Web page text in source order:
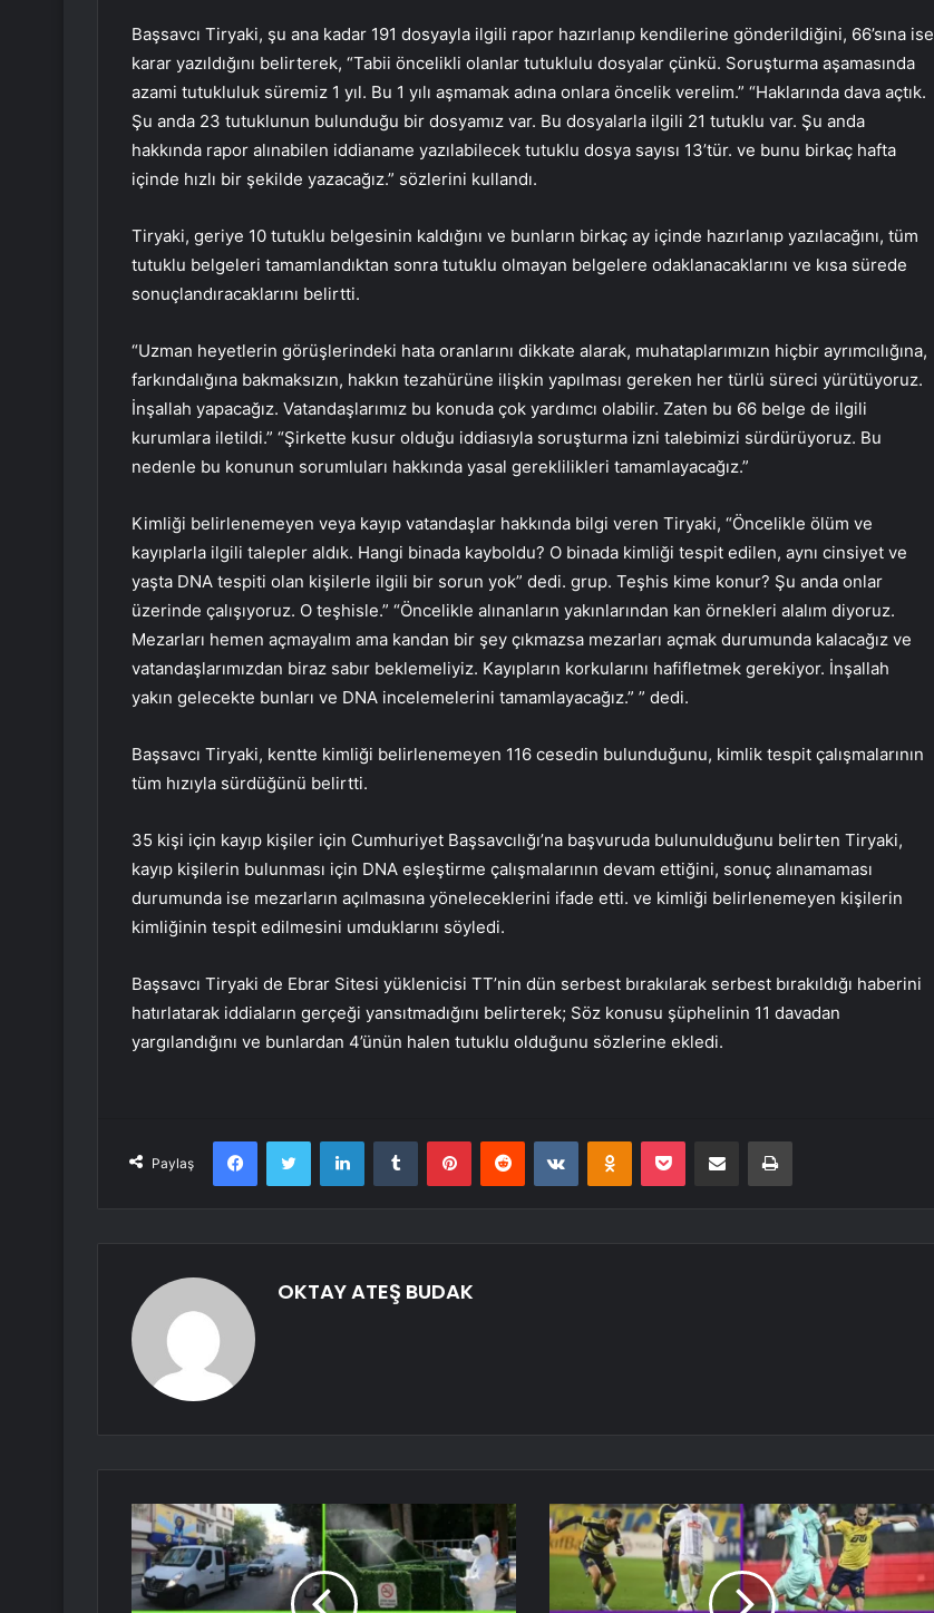
Başsavcı Tiryaki, şu ana kadar 191 dosyayla ilgili rapor hazırlanıp kendilerine gönderildiğini, 66’sına ise
karar yazıldığını belirterek, “Tabii öncelikli olanlar tutuklulu dosyalar çünkü. Soruşturma aşamasında
azami tutukluluk süremiz 1 yıl. Bu 1 yılı aşmamak adına onlara öncelik verelim.” “Haklarında dava açtık.
Şu anda 23 tutuklunun bulunduğu bir dosyamız var. Bu dosyalarla ilgili 21 tutuklu var. Şu anda
hakkında rapor alınabilen iddianame yazılabilecek tutuklu dosya sayısı 13’tür. ve bunu birkaç hafta
içinde hızlı bir şekilde yazacağız.” sözlerini kullandı.
Tiryaki, geriye 10 tutuklu belgesinin kaldığını ve bunların birkaç ay içinde hazırlanıp yazılacağını, tüm
tutuklu belgeleri tamamlandıktan sonra tutuklu olmayan belgelere odaklanacaklarını ve kısa sürede
sonuçlandıracaklarını belirtti.
“Uzman heyetlerin görüşlerindeki hata oranlarını dikkate alarak, muhataplarımızın hiçbir ayrımcılığına,
farkındalığına bakmaksızın, hakkın tezahürüne ilişkin yapılması gereken her türlü süreci yürütüyoruz.
İnşallah yapacağız. Vatandaşlarımız bu konuda çok yardımcı olabilir. Zaten bu 66 belge de ilgili
kurumlara iletildi.” “Şirkette kusur olduğu iddiasıyla soruşturma izni talebimizi sürdürüyoruz. Bu
nedenle bu konunun sorumluları hakkında yasal gereklilikleri tamamlayacağız.”
Kimliği belirlenemeyen veya kayıp vatandaşlar hakkında bilgi veren Tiryaki, “Öncelikle ölüm ve
kayıplarla ilgili talepler aldık. Hangi binada kayboldu? O binada kimliği tespit edilen, aynı cinsiyet ve
yaşta DNA tespiti olan kişilerle ilgili bir sorun yok” dedi. grup. Teşhis kime konur? Şu anda onlar
üzerinde çalışıyoruz. O teşhisle.” “Öncelikle alınanların yakınlarından kan örnekleri alalım diyoruz.
Mezarları hemen açmayalım ama kandan bir şey çıkmazsa mezarları açmak durumunda kalacağız ve
vatandaşlarımızdan biraz sabır beklemeliyiz. Kayıpların korkularını hafifletmek gerekiyor. İnşallah
yakın gelecekte bunları ve DNA incelemelerini tamamlayacağız.” ” dedi.
Başsavcı Tiryaki, kentte kimliği belirlenemeyen 116 cesedin bulunduğunu, kimlik tespit çalışmalarının
tüm hızıyla sürdüğünü belirtti.
35 kişi için kayıp kişiler için Cumhuriyet Başsavcılığı’na başvuruda bulunulduğunu belirten Tiryaki,
kayıp kişilerin bulunması için DNA eşleştirme çalışmalarının devam ettiğini, sonuç alınamaması
durumunda ise mezarların açılmasına yöneleceklerini ifade etti. ve kimliği belirlenemeyen kişilerin
kimliğinin tespit edilmesini umduklarını söyledi.
Başsavcı Tiryaki de Ebrar Sitesi yüklenicisi TT’nin dün serbest bırakılarak serbest bırakıldığı haberini
hatırlatarak iddiaların gerçeği yansıtmadığını belirterek; Söz konusu şüphelinin 11 davadan
yargılandığını ve bunlardan 4’ünün halen tutuklu olduğunu sözlerine ekledi.
Paylaş
FacebookTwitter LinkedInTumblr PinterestReddit VKontakteOdnoklassniki
Pocket E-Posta ile paylaş Yazdır
OKTAY ATEŞ BUDAK